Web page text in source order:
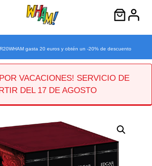
VACACIONES! SERVICIO DE
DEL 17 DE AGOSTO
gasta 20 euros y obtén un -20% de descuento